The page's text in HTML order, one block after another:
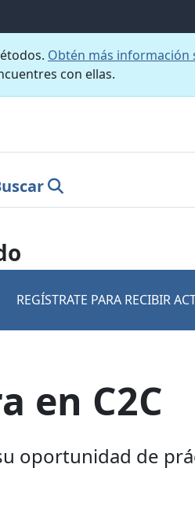
Obtén más información
con ellas.
REGÍSTRATE PARA RECIBIR
en C2C
oportunidad de